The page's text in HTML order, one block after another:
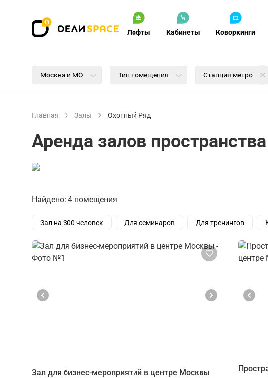
Лофты Кабинеты Коворкинги
Москва и МО Тип помещения Станция метро
Главная Залы Охотный Ряд
Аренда залов
Найдено: 4 помещения
Зал на 300 человек Для семинаров Для тренингов
Зал для бизнес-мероприятий в центре Москвы